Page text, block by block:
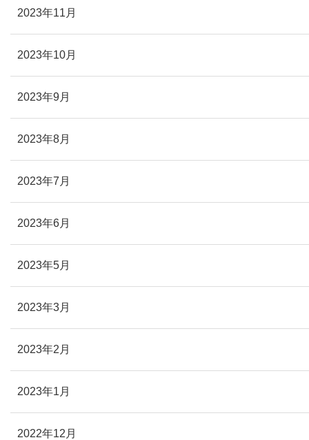
2023年11月
2023年10月
2023年9月
2023年8月
2023年7月
2023年6月
2023年5月
2023年3月
2023年2月
2023年1月
2022年12月